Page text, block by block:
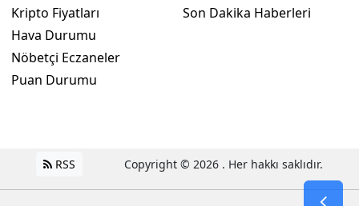
Kripto Fiyatları
Hava Durumu
Nöbetçi Eczaneler
Puan Durumu
Son Dakika Haberleri
RSS Copyright © 2026 . Her hakkı saklıdır.